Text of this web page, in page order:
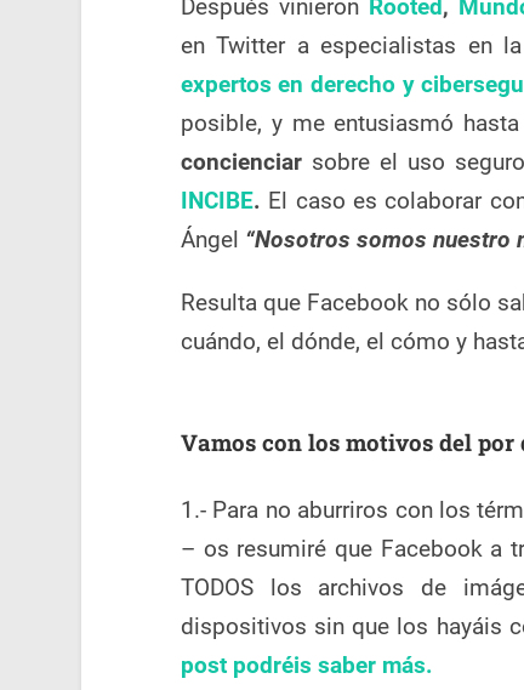
Después vinieron Rooted,
en Twitter a especialistas en
expertos en derecho y
posible, y me entusiasmó
concienciarsobre el uso
INCIBE. El caso es colaborar
Ángel “Nosotros somos nuestro
Resulta que Facebook no sólo
cuándo, el dónde, el cómo y
Vamos con los motivos del por
1.- Para no aburriros con los
– os resumiré que Facebook a
TODOS los archivos de
dispositivos sin que los hayáis
post podréis saber más.